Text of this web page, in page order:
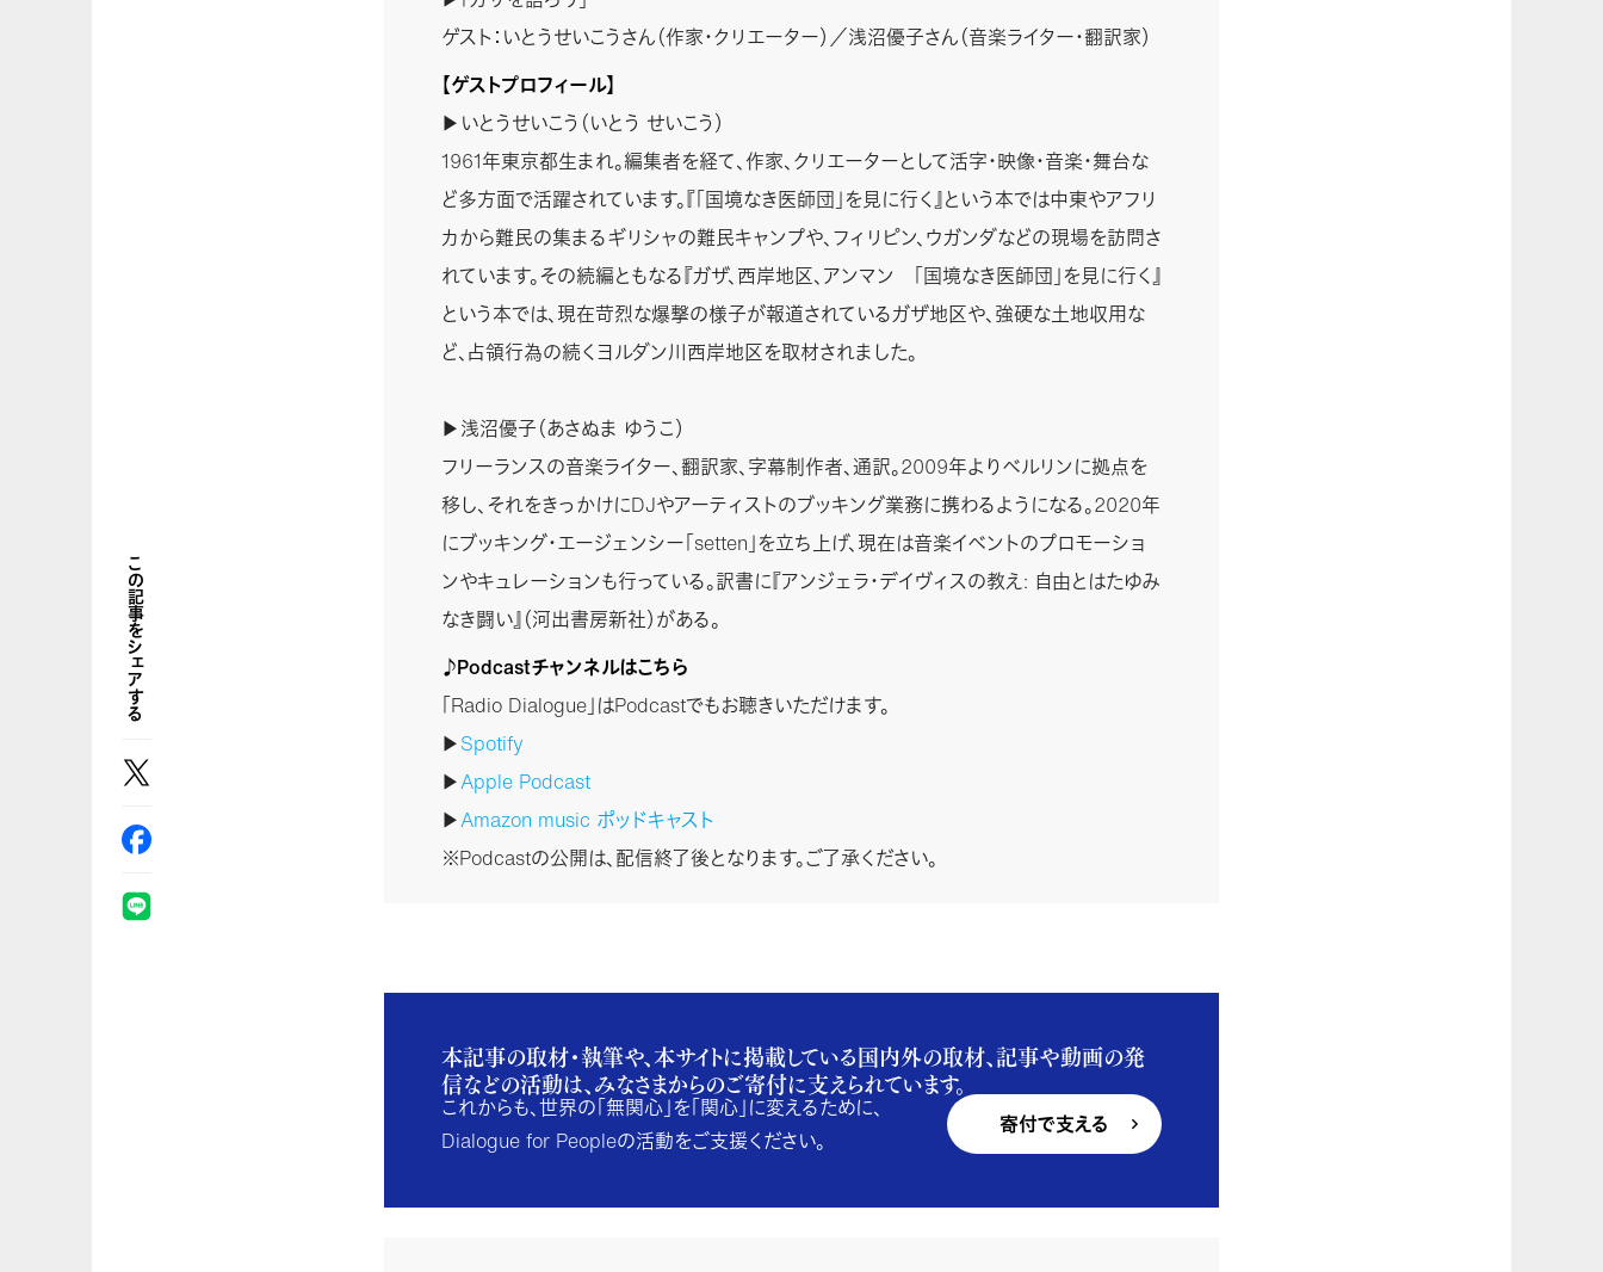
ゲスト：いとうせいこうさん（作家・クリエーター）／浅沼優子さん（音楽ライター・翻訳家）
【ゲストプロフィール】
▶いとうせいこう（いとう せいこう）
1961年東京都生まれ。編集者を経て、作家、クリエーターとして活字・映像・音楽・舞台な
ど多方面で活躍されています。『「国境なき医師団」を見に行く』という本では中東やアフリ
カから難民の集まるギリシャの難民キャンプや、フィリピン、ウガンダなどの現場を訪問さ
れています。その続編ともなる『ガザ、西岸地区、アンマン 「国境なき医師団」を見に行く』
という本では、現在苛烈な爆撃の様子が報道されているガザ地区や、強硬な土地収用な
ど、占領行為の続くヨルダン川西岸地区を取材されました。
▶浅沼優子（あさぬま ゆうこ）
フリーランスの音楽ライター、翻訳家、字幕制作者、通訳。2009年よりベルリンに拠点を
移し、それをきっかけにDJやアーティストのブッキング業務に携わるようになる。2020年
にブッキング・エージェンシー「setten」を立ち上げ、現在は音楽イベントのプロモーショ
ンやキュレーションも行っている。訳書に『アンジェラ・デイヴィスの教え: 自由とはたゆみ
なき闘い』（河出書房新社）がある。
♪Podcastチャンネルはこちら
「Radio Dialogue」はPodcastでもお聴きいただけます。
▶Spotify
▶Apple Podcast
▶Amazon music ポッドキャスト
※Podcastの公開は、配信終了後となります。ご了承ください。
本記事の取材・執筆や、本サイトに掲載している国内外の取材、記事や動画の発
信などの活動は、みなさまからのご寄付に支えられています。
これからも、世界の「無関心」を「関心」に変えるために、
Dialogue for Peopleの活動をご支援ください。
寄付で支える
この記事をシェアする